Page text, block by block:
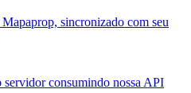
sincronizado com seu
servidor consumindo nossa API